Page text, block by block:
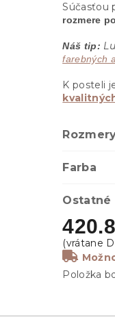
Položka
Súčasťou
rozmere
Náš tip:
farebných
K posteli
Farba
Ostatné